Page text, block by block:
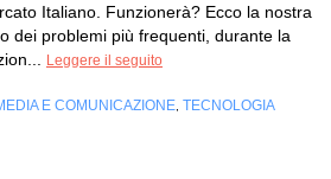
Italiano. Funzionerà? Ecco la nostra
dei problemi più frequenti, durante la
Leggere il seguito
E COMUNICAZIONE TECNOLOGIA